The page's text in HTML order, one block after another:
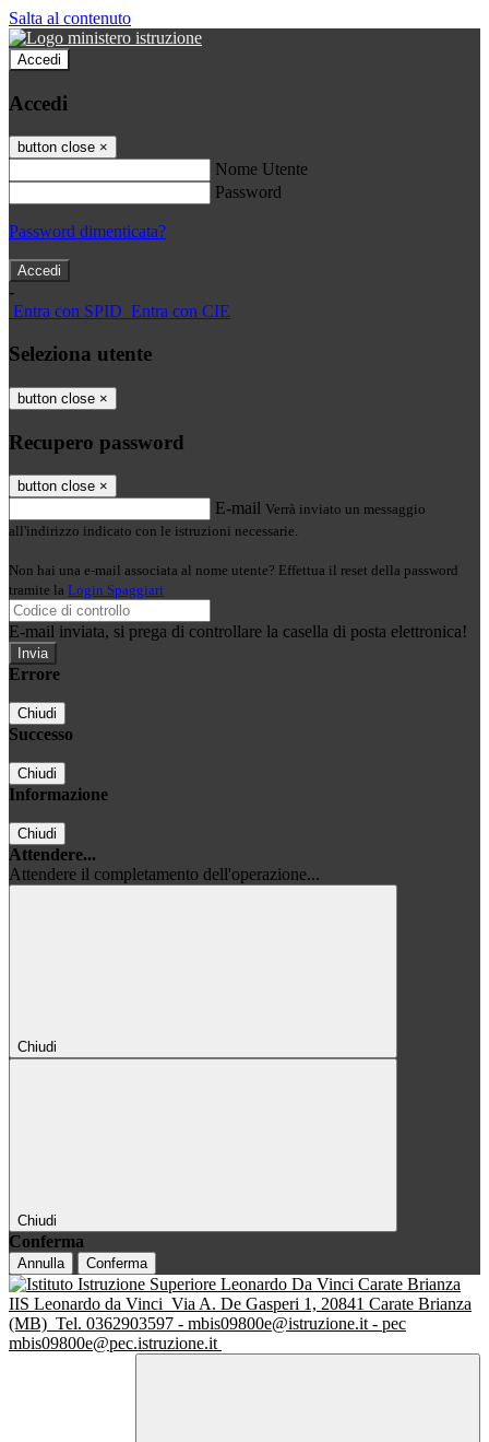
Salta al contenuto
Accedi
Accedi
button close ×
Nome Utente
Password
Password dimenticata?
-
Entra con SPID Entra con CIE
Seleziona utente
button close ×
Recupero password
button close ×
E-mail Verrà inviato un messaggio
all'indirizzo indicato con le istruzioni necessarie.
Non hai una e-mail associata al nome utente? Effettua il reset della password
tramite la Login Spaggiari
E-mail inviata, si prega di controllare la casella di posta elettronica!
Errore
Chiudi
Successo
Chiudi
Informazione
Chiudi
Attendere...
Attendere il completamento dell'operazione...
Chiudi
Chiudi
Conferma
Annulla Conferma
IIS Leonardo da Vinci Via A. De Gasperi 1, 20841 Carate Brianza
(MB) Tel. 0362903597 - mbis09800e@istruzione.it - pec
mbis09800e@pec.istruzione.it